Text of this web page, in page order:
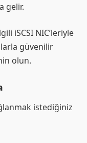
gelir.
iSCSI NIC’leriyle
güvenilir
olun.
istediğiniz